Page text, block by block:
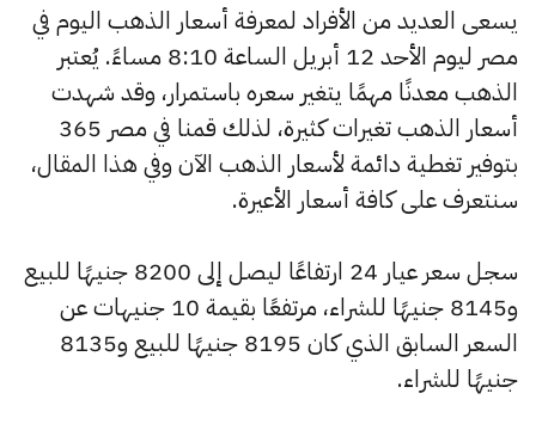
يسعى العديد من الأفراد لمعرفة أسعار الذهب اليوم في
مصر ليوم الأحد 12 أبريل الساعة 8:10 مساءً. يُعتبر
الذهب معدنًا مهمًا يتغير سعره باستمرار، وقد شهدت
أسعار الذهب تغيرات كثيرة، لذلك قمنا في مصر 365
بتوفير تغطية دائمة لأسعار الذهب الآن وفي هذا المقال،
سنتعرف على كافة أسعار الأعيرة.
سجل سعر عيار 24 ارتفاعًا ليصل إلى 8200 جنيهًا للبيع
و8145 جنيهًا للشراء، مرتفعًا بقيمة 10 جنيهات عن
السعر السابق الذي كان 8195 جنيهًا للبيع و8135
جنيهًا للشراء.